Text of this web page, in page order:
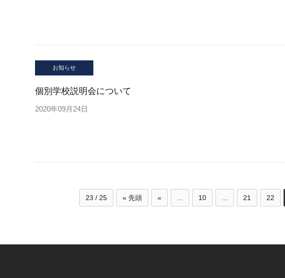
お知らせ
個別学校説明会について
2020年09月24日
23 / 25 « 先頭 « 10 21 22